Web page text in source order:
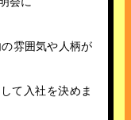
雰囲気や人柄が
て入社を決めま